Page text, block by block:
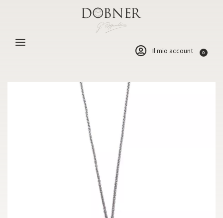
Il mio account 0